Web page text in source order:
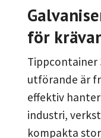
för
Tippcontainer
utförande är
effektiv
industri,
kompakta